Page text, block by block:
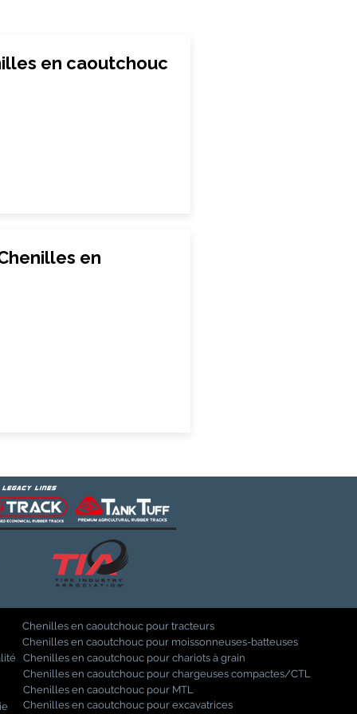
en caoutchouc
en
Chenilles en caoutchouc pour tracteurs
Chenilles en caoutchouc pour moissonneuses-batteuses
Chenilles en caoutchouc pour chariots à grain
Chenilles en caoutchouc pour chargeuses compactes/CTL
Chenilles en caoutchouc pour MTL
Chenilles en caoutchouc pour excavatrices